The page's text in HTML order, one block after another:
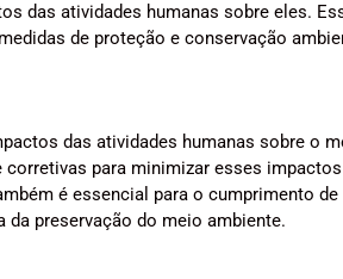
das atividades humanas sobre eles.
de proteção e conservação
das atividades humanas sobre o
para minimizar esses
é essencial para o cumprimento de
preservação do meio ambiente.